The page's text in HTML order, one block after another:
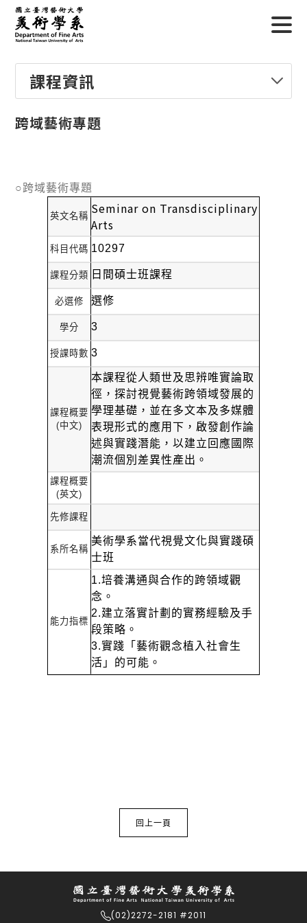
課程資訊
跨域藝術專題
○跨域藝術專題
英文名稱 Seminar on Transdisciplinary
Arts
科目代碼 10297
課程分類 日間碩士班課程
必選修 選修
學分 3
授課時數 3
課程概要
(中文)
本課程從人類世及思辨唯實論取
徑，探討視覺藝術跨領域發展的
學理基礎，並在多文本及多媒體
表現形式的應用下，啟發創作論
述與實踐潛能，以建立回應國際
潮流個別差異性產出。
課程概要
(英文)
先修課程
系所名稱
美術學系當代視覺文化與實踐碩
士班
能力指標
1.培養溝通與合作的跨領域觀
念。
2.建立落實計劃的實務經驗及手
段策略。
3.實踐「藝術觀念植入社會生
活」的可能。
回上一頁
(02)2272-2181 #2011